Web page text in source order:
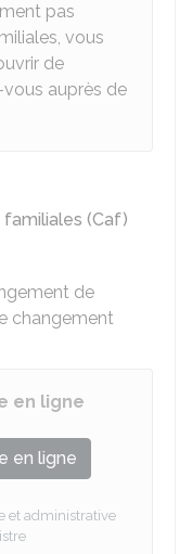
pas
vous
de
auprès de
(Caf)
de
changement
en ligne
en ligne
et administrative